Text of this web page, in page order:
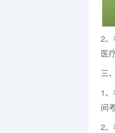
2
医
三
1
间
2